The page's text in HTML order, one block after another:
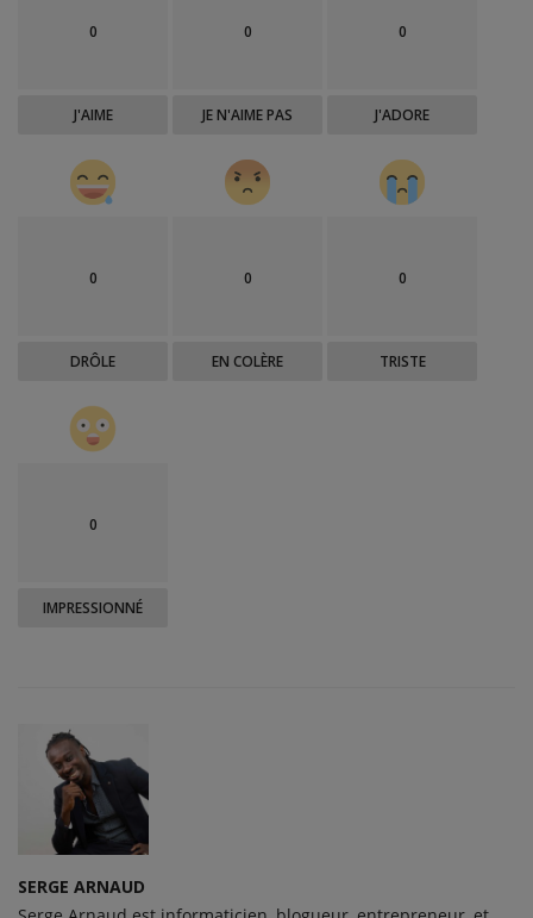
0
J'AIME
0
JE N'AIME PAS
0
J'ADORE
0
DRÔLE
0
EN COLÈRE
0
TRISTE
0
IMPRESSIONNÉ
SERGE ARNAUD